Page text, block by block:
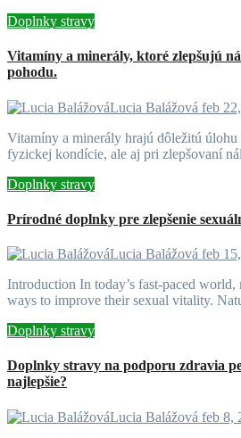
Doplnky stravy
Vitamíny a minerály, ktoré zlepšujú
pohodu.
Lucia Balážová feb
Vitamíny a minerály hrajú dôležitú úlohu nielen pri udržiavaní
fyzickej kondície, ale aj pri zlepšovaní
Doplnky stravy
Prírodné doplnky pre zlepšenie
Lucia Balážová feb
Introduction In today’s fast-paced world, many people seek natural
ways to improve their sexual vitality.
Doplnky stravy
Doplnky stravy na podporu zdravia
najlepšie?
Lucia Balážová feb 8,